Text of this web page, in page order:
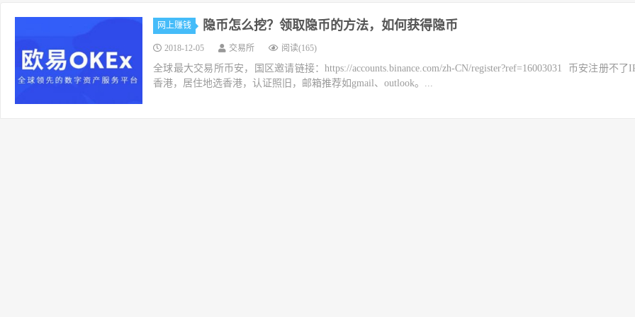
网上赚钱 隐币怎么挖？领取隐币的方法，如何获得隐币
2018-12-05 交易所 阅读(165)
全球最大交易所币安，国区邀请链接：https://accounts.binance.com/zh-CN/register?ref=16003031 币安注册不了
香港，居住地选香港，认证照旧，邮箱推荐如gmail、outlook。...